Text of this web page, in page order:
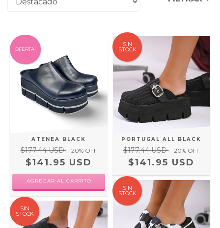
OFERTA!
ATENEA BLACK
$177.44 USD 20% OFF
$141.95 USD
AGREGAR AL CARRITO
SIN
STOCK
PORTUGAL ALL BLACK
$177.44 USD 20% OFF
$141.95 USD
SIN
STOCK
SIN
STOCK